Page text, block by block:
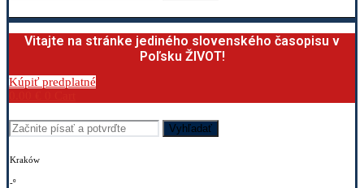
Vitajte na stránke jediného slovenského časopisu v
Poľsku ŽIVOT!
Kúpiť predplatné
Vyhľadať
Kraków
-º